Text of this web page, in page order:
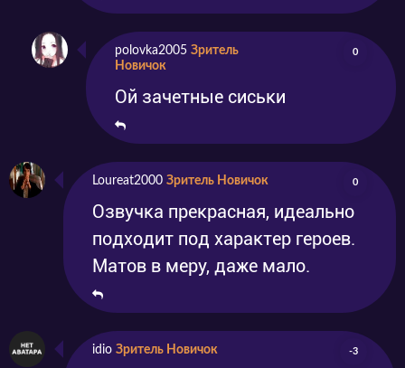
polovka2005 Зритель
Новичок
0
Ой зачетные сиськи
Loureat2000 Зритель Новичок 0
Озвучка прекрасная, идеально
подходит под характер героев.
Матов в меру, даже мало.
idio Зритель Новичок -3